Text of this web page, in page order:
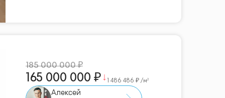
В приватном внутреннем
жителей на первом этаже
185 000 000
165 000 000 1 486 486 /м²
Алексей